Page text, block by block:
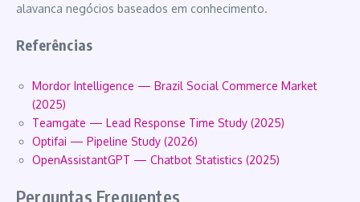
alavanca negócios baseados em conhecimento.
Referências
Mordor Intelligence — Brazil Social Commerce Market
(2025)
Teamgate — Lead Response Time Study (2025)
Optifai — Pipeline Study (2026)
OpenAssistantGPT — Chatbot Statistics (2025)
Perguntas Frequentes